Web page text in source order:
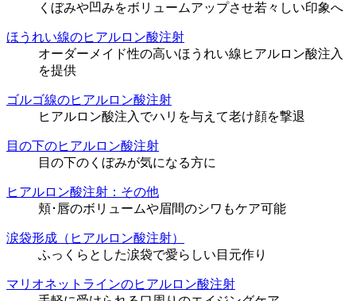
くぼみや凹みをボリュームアップさせ若々しい印象へ
ほうれい線のヒアルロン酸注射
オーダーメイド性の高いほうれい線ヒアルロン酸注入
を提供
ゴルゴ線のヒアルロン酸注射
ヒアルロン酸注入でハリを与えて老け顔を撃退
目の下のヒアルロン酸注射
目の下のくぼみが気になる方に
ヒアルロン酸注射：その他
頬･唇のボリュームや眉間のシワもケア可能
涙袋形成（ヒアルロン酸注射）
ふっくらとした涙袋で愛らしい目元作り
マリオネットラインのヒアルロン酸注射